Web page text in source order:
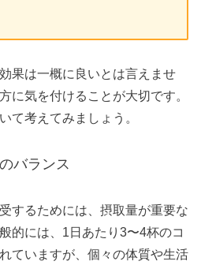
果は一概に良いとは言えませ
に気を付けることが大切です。
て考えてみましょう。
バランス
するためには、摂取量が重要な
的には、1日あたり3〜4杯のコ
ていますが、個々の体質や生活